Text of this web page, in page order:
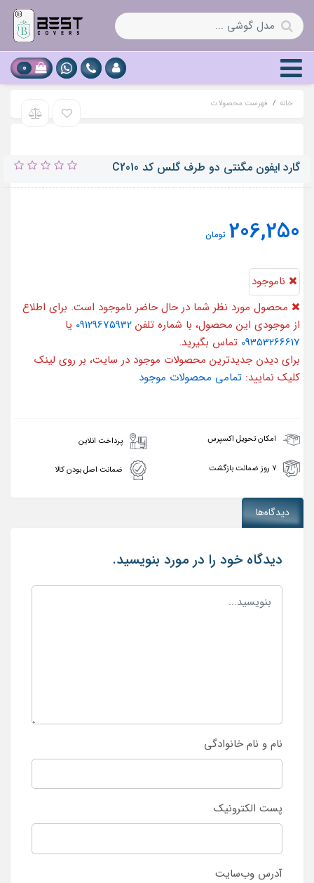
0
خانه فهرست محصولات
گارد ایفون مگنتی دو طرف گلس کد C2010
206,250 تومان
ناموجود
محصول مورد نظر شما در حال حاضر ناموجود است. برای اطلاع
از موجودی این محصول، با شماره تلفن 09129675932 یا
09353266617 تماس بگیرید.
برای دیدن جدیدترین محصولات موجود در سایت، بر روی لینک
کلیک نمایید: تمامی محصولات موجود
امکان تحویل اکسپرس پرداخت انلاین
۷ روز ضمانت بازگشت ضمانت اصل بودن کالا
دیدگاه‌ها
دیدگاه خود را در مورد بنویسید.
نام و نام خانوادگی
پست الکترونیک
آدرس وب‌سایت